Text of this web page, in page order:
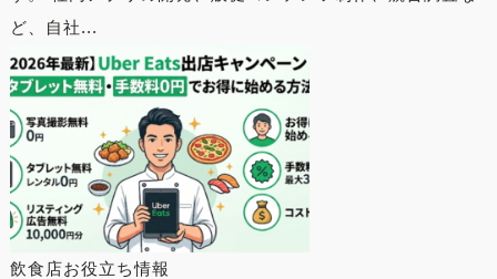
ど、自社...
飲食店お役立ち情報